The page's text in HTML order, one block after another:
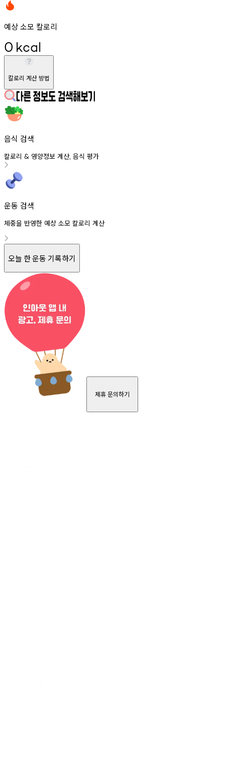
예상 소모 칼로리
0 kcal
칼로리 계산 방법
음식 검색
칼로리 & 영양정보 계산, 음식 평가
운동 검색
체중을 반영한 예상 소모 칼로리 계산
오늘 한 운동 기록하기
제휴 문의하기